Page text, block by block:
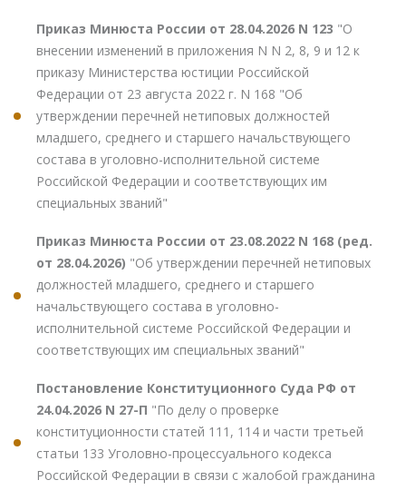
Приказ Минюста России от 28.04.2026 N 123 "О
внесении изменений в приложения N N 2, 8, 9 и 12 к
приказу Министерства юстиции Российской
Федерации от 23 августа 2022 г. N 168 "Об
утверждении перечней нетиповых должностей
младшего, среднего и старшего начальствующего
состава в уголовно-исполнительной системе
Российской Федерации и соответствующих им
специальных званий"
Приказ Минюста России от 23.08.2022 N 168 (ред.
от 28.04.2026) "Об утверждении перечней нетиповых
должностей младшего, среднего и старшего
начальствующего состава в уголовно-
исполнительной системе Российской Федерации и
соответствующих им специальных званий"
Постановление Конституционного Суда РФ от
24.04.2026 N 27-П "По делу о проверке
конституционности статей 111, 114 и части третьей
статьи 133 Уголовно-процессуального кодекса
Российской Федерации в связи с жалобой гражданина